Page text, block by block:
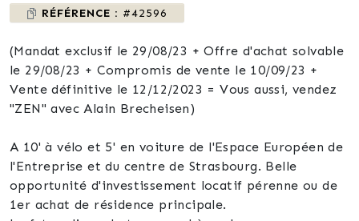
RÉFÉRENCE : #42596
(Mandat exclusif le 29/08/23 + Offre d'achat solvable
le 29/08/23 + Compromis de vente le 10/09/23 +
Vente définitive le 12/12/2023 = Vous aussi, vendez
"ZEN" avec Alain Brecheisen)
A 10' à vélo et 5' en voiture de l'Espace Européen de
l'Entreprise et du centre de Strasbourg. Belle
opportunité d'investissement locatif pérenne ou de
1er achat de résidence principale.